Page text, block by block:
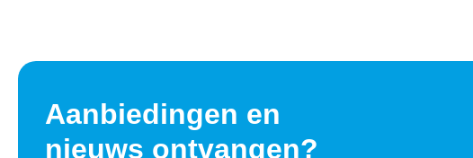
Aanbiedingen en
nieuws ontvangen?